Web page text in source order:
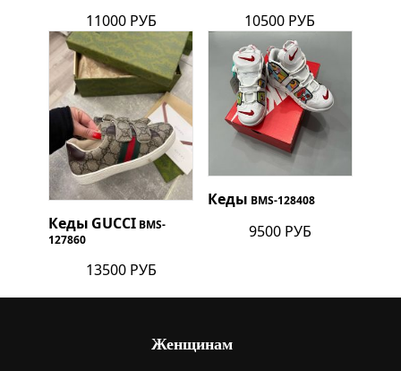
11000 РУБ 10500 РУБ
Кеды GUCCI BMS-
127860
13500 РУБ
Кеды BMS-128408
9500 РУБ
Женщинам